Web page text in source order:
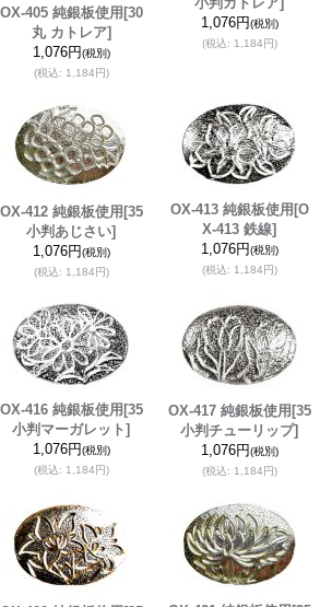
OX-405 純銀板使用 [30
丸 カトレア]
1,076円(税別)
(税込: 1,184円)
1,076円(税別)
(税込: 1,184円)
OX-412 純銀板使用 [35
小判あじさい]
1,076円(税別)
(税込: 1,184円)
OX-413 純銀板使用 [O
X-413 鉄線]
1,076円(税別)
(税込: 1,184円)
OX-416 純銀板使用 [35
小判マーガレット]
1,076円(税別)
(税込: 1,184円)
OX-417 純銀板使用 [35
小判チューリップ]
1,076円(税別)
(税込: 1,184円)